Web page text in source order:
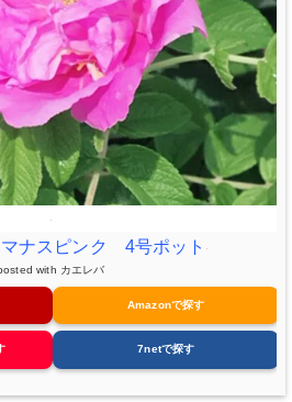
マナスピンク 4号ポット
with カエレバ
Amazonで探す
7netで探す